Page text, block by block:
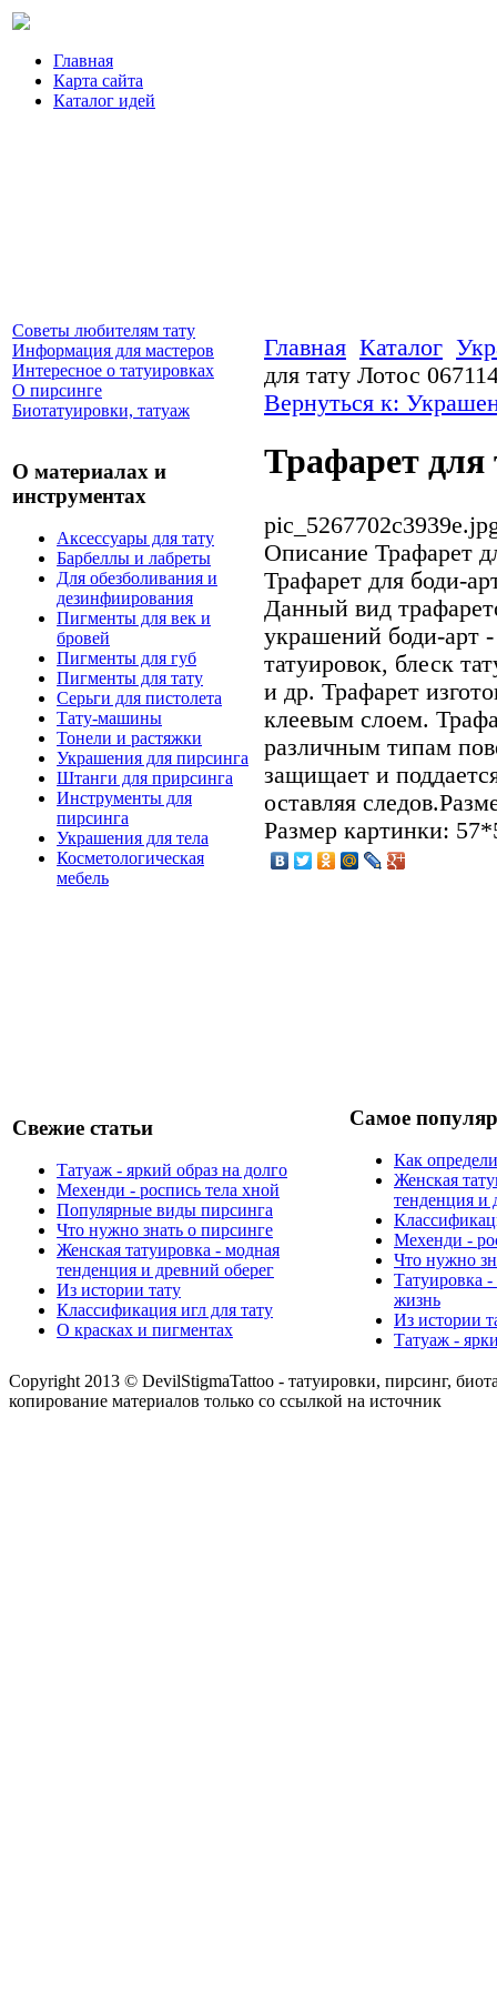
Главная
Карта сайта
Каталог идей
Советы любителям тату
Информация для мастеров
Интересное о татуировках
О пирсинге
Биотатуировки, татуаж
О материалах и
инструментах
Аксессуары для тату
Барбеллы и лабреты
Для обезболивания и
дезинфиирования
Пигменты для век и
бровей
Пигменты для губ
Пигменты для тату
Серьги для пистолета
Тату-машины
Тонели и растяжки
Украшения для пирсинга
Штанги для прирсинга
Инструменты для
пирсинга
Украшения для тела
Косметологическая
мебель
Главная Каталог
для тату Лотос
Вернуться к:
Трафарет для
Описание Трафарет
Трафарет для боди-
Данный вид
украшений боди-арт
татуировок, блеск
и др. Трафарет
клеевым слоем.
различным типам
защищает и
оставляя
Размер картинки:
Свежие статьи
Татуаж - яркий образ на долго
Мехенди - роспись тела хной
Популярные виды пирсинга
Что нужно знать о пирсинге
Женская татуировка - модная
тенденция и древний оберег
Из истории тату
Классификация игл для тату
О красках и пигментах
Самое
Как
Женская
тенденция и
Мехенди -
Что нужно
Татуировка
жизнь
Из истории
Татуаж -
Copyright 2013 © DevilStigmaTattoo - татуировки, пирсинг,
копирование материалов только со ссылкой на источник